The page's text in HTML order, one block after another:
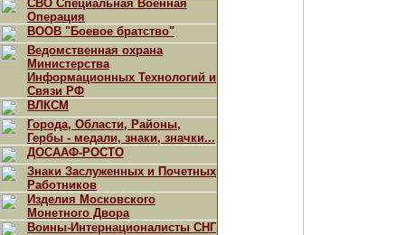
СВО Специальная Военная
Операция
ВООВ "Боевое братство"
Ведомственная охрана
Министерства
Информационных Технологий и
Связи РФ
ВЛКСМ
Города, Области, Районы,
Гербы - медали, знаки, значки...
ДОСААФ-РОСТО
Знаки Заслуженных и Почетных
Работников
Изделия Московского
Монетного Двора
Воины-Интернационалисты СНГ